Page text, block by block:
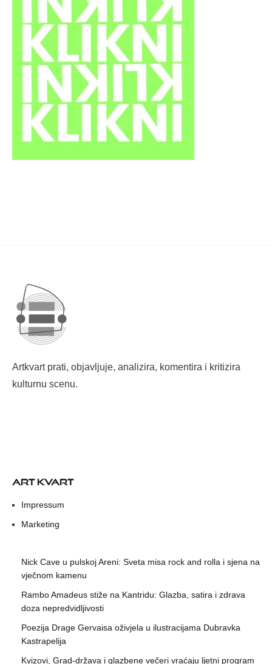
Artkvart prati, objavljuje, analizira, komentira i kritizira
kulturnu scenu.
ART KVART
Impressum
Marketing
Nick Cave u pulskoj Areni: Sveta misa rock and rolla i sjena na
vječnom kamenu
Rambo Amadeus stiže na Kantridu: Glazba, satira i zdrava
doza nepredvidljivosti
Poezija Drage Gervaisa oživjela u ilustracijama Dubravka
Kastrapelija
Kvizovi, Grad-država i glazbene večeri vraćaju ljetni program